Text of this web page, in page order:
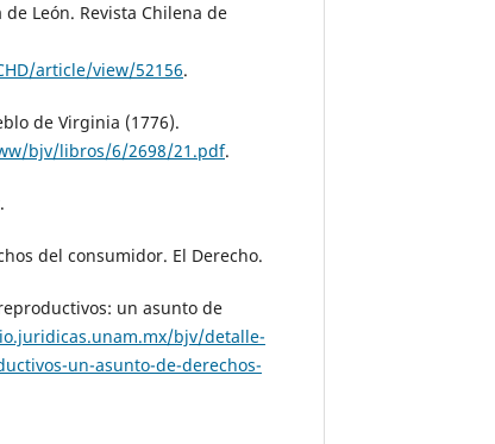
León. Revista Chilena de
article/view/52156.
de Virginia (1776).
bjv/libros/6/2698/21.pdf.
del consumidor. El Derecho.
un asunto de
bjv/detalle-
un-asunto-de-derechos-